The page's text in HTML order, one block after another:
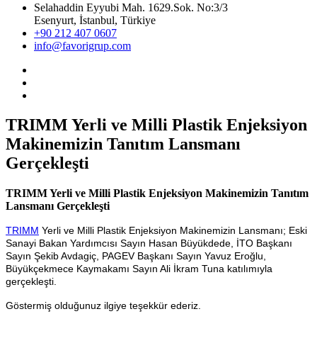
Selahaddin Eyyubi Mah. 1629.Sok. No:3/3
Esenyurt, İstanbul, Türkiye
+90 212 407 0607
info@favorigrup.com
TRIMM Yerli ve Milli Plastik Enjeksiyon
Makinemizin Tanıtım Lansmanı
Gerçekleşti
TRIMM Yerli ve Milli Plastik Enjeksiyon Makinemizin Tanıtım
Lansmanı Gerçekleşti
TRIMM Yerli ve Milli Plastik Enjeksiyon Makinemizin Lansmanı; Eski
Sanayi Bakan Yardımcısı Sayın Hasan Büyükdede, İTO Başkanı
Sayın Şekib Avdagiç, PAGEV Başkanı Sayın Yavuz Eroğlu,
Büyükçekmece Kaymakamı Sayın Ali İkram Tuna katılımıyla
gerçekleşti.
Göstermiş olduğunuz ilgiye teşekkür ederiz.